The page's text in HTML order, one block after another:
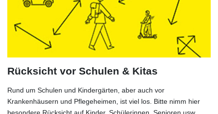
Rücksicht vor Schulen & Kitas
Rund um Schulen und Kindergärten, aber auch vor
Krankenhäusern und Pflegeheimen, ist viel los. Bitte nimm hier
besondere Rücksicht auf Kinder, Schülerinnen, Senioren usw.